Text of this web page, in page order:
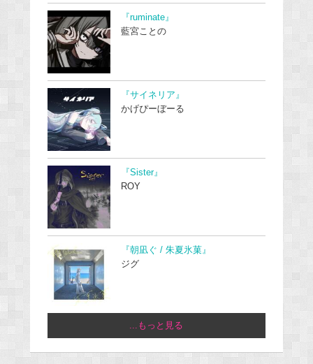
『ruminate』
藍宮ことの
『サイネリア』
かげぴーぼーる
『Sister』
ROY
『朝凪ぐ / 朱夏氷菓』
ジグ
...もっと見る